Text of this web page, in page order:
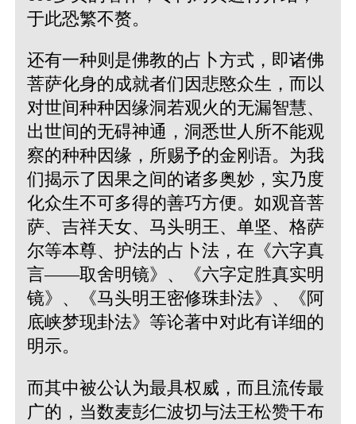
于此恐繁不赘。
还有一种则是佛教的占卜方式，即诸佛
菩萨化身的成就者们因悲愍众生，而以
对世间种种因缘洞若观火的无漏智慧、
出世间的无碍神通，洞悉世人所不能观
察的种种因缘，所赐予的金刚语。为我
们揭示了因果之间的诸多奥妙，实乃度
化众生不可多得的善巧方便。如观音菩
萨、吉祥天女、马头明王、单坚、格萨
尔等本尊、护法的占卜法，在《六字真
言——取舍明镜》、《六字定胜真实明
镜》、《马头明王密修珠卦法》、《阿
底峡梦现卦法》等论著中对此有详细的
明示。
而其中被公认为最具权威，而且流传最
广的，当数麦彭仁波切与法王松赞干布